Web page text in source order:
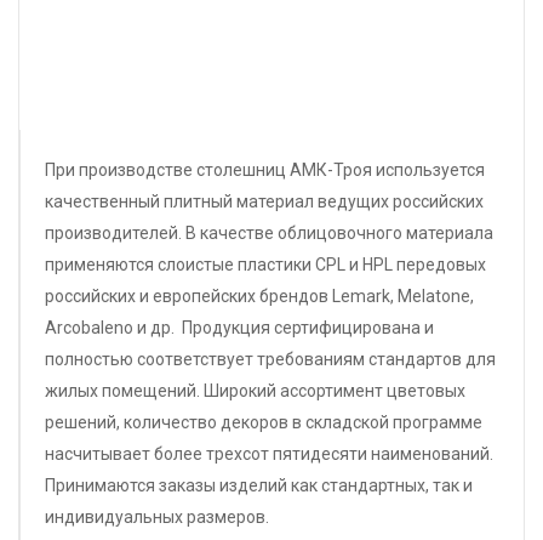
При производстве столешниц АМК-Троя используется
качественный плитный материал ведущих российских
производителей. В качестве облицовочного материала
применяются слоистые пластики CPL и HPL передовых
российских и европейских брендов Lemark, Melatone,
Arcobaleno и др. Продукция сертифицирована и
полностью соответствует требованиям стандартов для
жилых помещений. Широкий ассортимент цветовых
решений, количество декоров в складской программе
насчитывает более трехсот пятидесяти наименований.
Принимаются заказы изделий как стандартных, так и
индивидуальных размеров.